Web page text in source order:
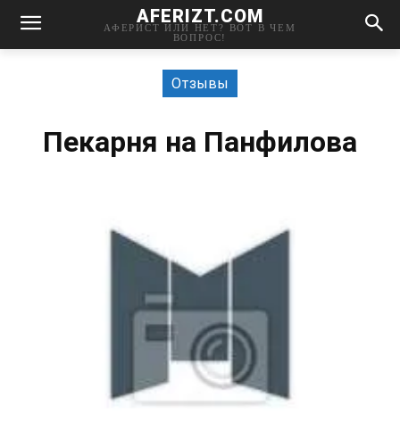
AFERIZT.COM
АФЕРИСТ ИЛИ НЕТ? ВОТ В ЧЕМ
ВОПРОС!
Отзывы
Пекарня на Панфилова